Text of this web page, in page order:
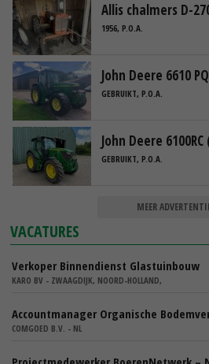
Allis chalmers D-
1956, P.O.A.
John Deere 6610
GEBRUIKT, P.O.A.
John Deere
GEBRUIKT, P.O.A.
MEER
VACATURES
Verkoper Binnendienst Glastuinbouw
KARO BV - ZWAAGDIJK, NOORD-HOLLAND,
Accountmanager Organische
COMGOED B.V. - NL